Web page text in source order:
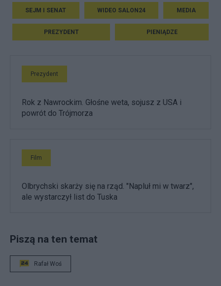
SEJM I SENAT WIDEO SALON24 MEDIA
PREZYDENT PIENIĄDZE
Prezydent
Rok z Nawrockim. Głośne weta, sojusz z USA i
powrót do Trójmorza
Film
Olbrychski skarży się na rząd. "Napluł mi w twarz",
ale wystarczył list do Tuska
Piszą na ten temat
Rafał Woś